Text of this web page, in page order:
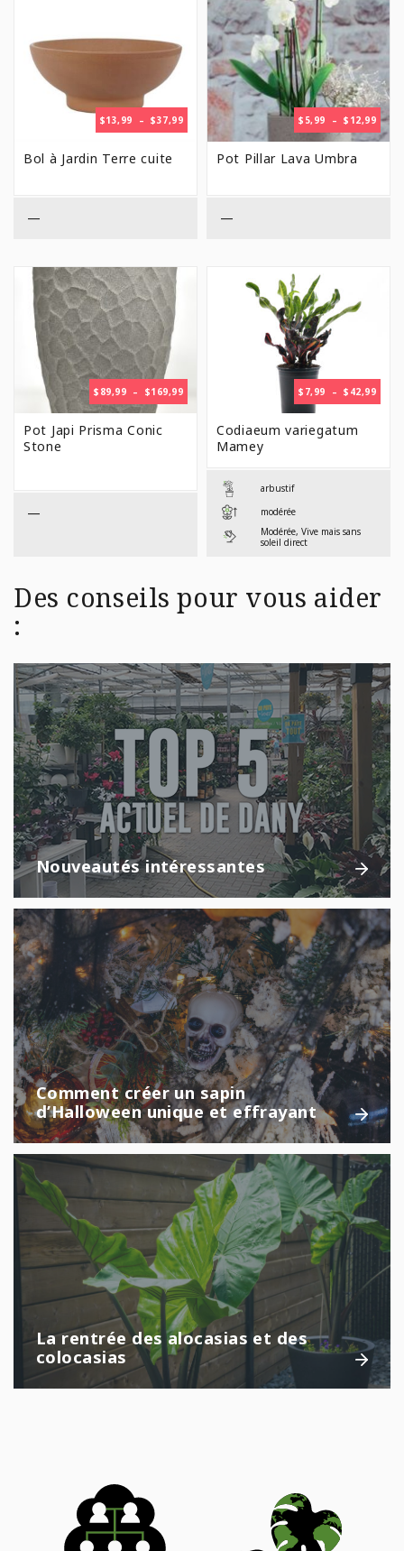
$13,99 – $37,99PLAGE
DE
Bol à Jardin Terre cuite
—
$ 5,99 – $ 12,99
DE
Pot Pillar Lava Umbra
—
$ 89,99 – $169,99PLAGE
DE
Pot Japi Prisma Conic
Stone
—
$ 7,99 – $ 42,99
DE
Codiaeum variegatum
Mamey
arbustif
modérée
Modérée, Vive mais sans
soleil direct
Des conseils pour vous aider
:
Nouveautés intéressantes
Comment créer un sapin
d’Halloween unique et effrayant
La rentrée des alocasias et des
colocasias